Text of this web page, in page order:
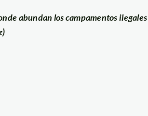
abundan los campamentos